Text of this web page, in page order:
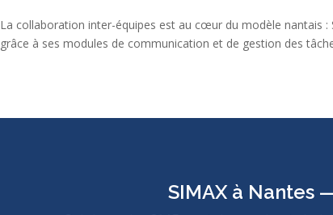
La collaboration inter-équipes est au cœur du modèle nantais
grâce à ses modules de communication et de gestion des
SIMAX à Nantes